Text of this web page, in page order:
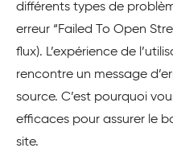
différents types de
erreur “Failed To Open
flux). L’expérience de
rencontre un message
source. C’est pourquoi
efficaces pour assurer le
site.